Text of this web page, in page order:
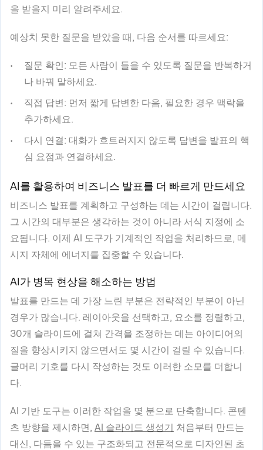
을 받을지 미리 알려주세요.
예상치 못한 질문을 받았을 때, 다음 순서를 따르세요:
질문 확인: 모든 사람이 들을 수 있도록 질문을 반복하거
나 바꿔 말하세요.
직접 답변: 먼저 짧게 답변한 다음, 필요한 경우 맥락을
추가하세요.
다시 연결: 대화가 흐트러지지 않도록 답변을 발표의 핵
심 요점과 연결하세요.
AI를 활용하여 비즈니스 발표를 더 빠르게 만드세요
비즈니스 발표를 계획하고 구성하는 데는 시간이 걸립니다.
그 시간의 대부분은 생각하는 것이 아니라 서식 지정에 소
요됩니다. 이제 AI 도구가 기계적인 작업을 처리하므로, 메
시지 자체에 에너지를 집중할 수 있습니다.
AI가 병목 현상을 해소하는 방법
발표를 만드는 데 가장 느린 부분은 전략적인 부분이 아닌
경우가 많습니다. 레이아웃을 선택하고, 요소를 정렬하고,
30개 슬라이드에 걸쳐 간격을 조정하는 데는 아이디어의
질을 향상시키지 않으면서도 몇 시간이 걸릴 수 있습니다.
글머리 기호를 다시 작성하는 것도 이러한 소모를 더합니
다.
AI 기반 도구는 이러한 작업을 몇 분으로 단축합니다. 콘텐
츠 방향을 제시하면, AI 슬라이드 생성기 처음부터 만드는
대신, 다듬을 수 있는 구조화되고 전문적으로 디자인된 초